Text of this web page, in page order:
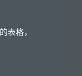
表格，